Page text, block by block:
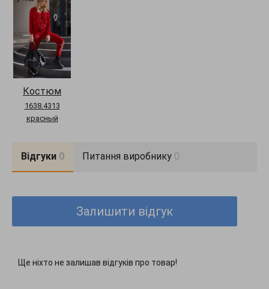
Фурнитура:молния
Фасон:прямой, свободный, с капюшоном, брюки прямого кроя,
с карманами, с манжетами, со средней посадкой
Сезон:весна, лето, осень, демисезон
Декоративные элементы:
Конструктивні елементи:
отрезным бочком на брюках
Догляд за одягом:
Довжина виробу:
Довжина рукава:
Комплектация:
Довжина брюк:
Костюм
1638.4313
красный
Відгуки 0 Питання виробнику 0
Залишити відгук
Ще ніхто не залишав відгуків про товар!